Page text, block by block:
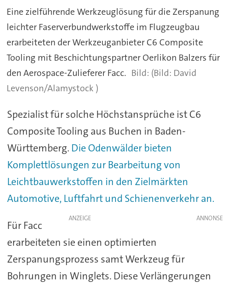
Eine zielführende Werkzeuglösung für die Zerspanung
leichter Faserverbundwerkstoffe im Flugzeugbau
erarbeiteten der Werkzeuganbieter C6 Composite
Tooling mit Beschichtungspartner Oerlikon Balzers für
den Aerospace-Zulieferer Facc.
(Bild: David
Levenson/Alamystock )
Spezialist für solche Höchstansprüche ist C6
Composite Tooling aus Buchen in Baden-
Württemberg. Die Odenwälder bieten
Komplettlösungen zur Bearbeitung von
Leichtbauwerkstoffen in den Zielmärkten
Automotive, Luftfahrt und Schienenverkehr an.
ANZEIGE
Für Facc
erarbeiteten sie einen optimierten
Zerspanungsprozess samt Werkzeug für
Bohrungen in Winglets. Diese Verlängerungen